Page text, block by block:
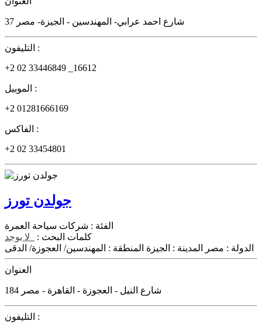
37 شارع احمد عرابي- المهندسين - الجيزة- مصر
التليفون :
+2 02 33446849 _16612
الموبيل :
+2 01281666169
الفاكس :
+2 02 33454801
جولدن تورز
الفئة : شركات سياحة العمرة
كلمات البحث :
لا يوجد
الدولة : مصر المدينة : الجيزة المنطقة : المهندسين/ العجوزة/ الدقى
العنوان
184 شارع النيل - العجوزة - القاهرة - مصر
التليفون :